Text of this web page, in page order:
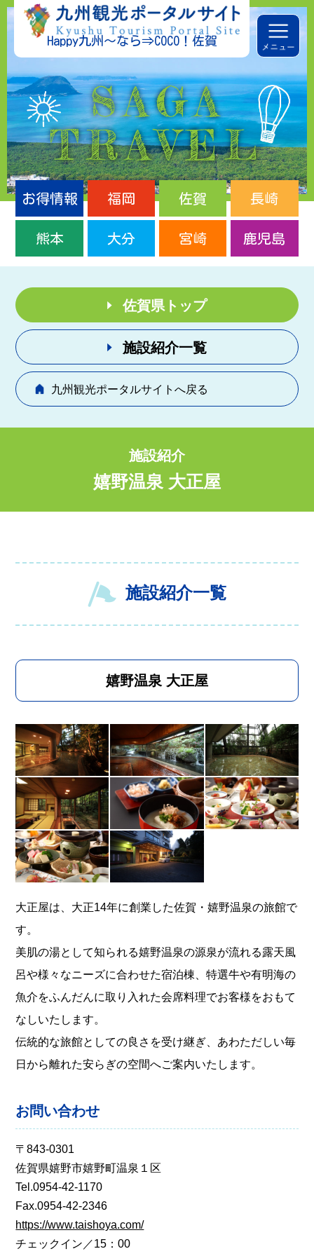
Happy九州～なら⇒COCO！佐賀
お得情報 福岡 佐賀 長崎
熊本 大分 宮崎 鹿児島
佐賀県トップ
施設紹介一覧
九州観光ポータルサイトへ戻る
施設紹介
嬉野温泉 大正屋
施設紹介一覧
嬉野温泉 大正屋
大正屋は、大正14年に創業した佐賀・嬉野温泉の旅館で
す。
美肌の湯として知られる嬉野温泉の源泉が流れる露天風
呂や様々なニーズに合わせた宿泊棟、特選牛や有明海の
魚介をふんだんに取り入れた会席料理でお客様をおもて
なしいたします。
伝統的な旅館としての良さを受け継ぎ、あわただしい毎
日から離れた安らぎの空間へご案内いたします。
お問い合わせ
〒843-0301
佐賀県嬉野市嬉野町温泉１区
Tel.0954-42-1170
Fax.0954-42-2346
https://www.taishoya.com/
チェックイン／15：00